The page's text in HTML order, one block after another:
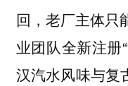
回，老厂主体只
业团队全新注册
汉汽水风味与复